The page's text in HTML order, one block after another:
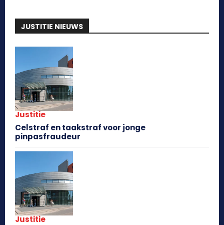
JUSTITIE NIEUWS
Justitie
Celstraf en taakstraf voor jonge
pinpasfraudeur
Justitie